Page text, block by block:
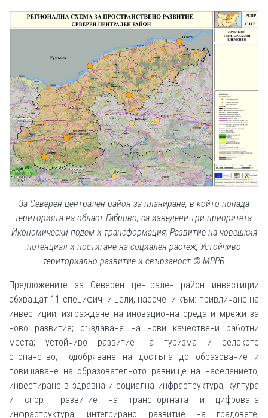
За Северен централен район за планиране, в който попада
територията на област Габрово, са изведени три приоритета:
Икономически подем и трансформация; Развитие на човешкия
потенциал и постигане на социален растеж; Устойчиво
териториално развитие и свързаност © МРРБ
Предложените за Северен централен район инвестиции
обхващат 11 специфични цели, насочени към: привличане на
инвестиции; изграждане на иновационна среда и мрежи за
ново развитие; създаване на нови качествени работни
места; устойчиво развитие на туризма и селското
стопанство; подобряване на достъпа до образование и
повишаване на образователното равнище на населението;
инвестиране в здравна и социална инфраструктура, култура
и спорт; развитие на транспортната и цифровата
инфраструктура; интегрирано развитие на градовете,